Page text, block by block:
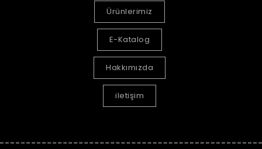
Ürünlerimiz
E-Katalog
Hakkımızda
iletişim